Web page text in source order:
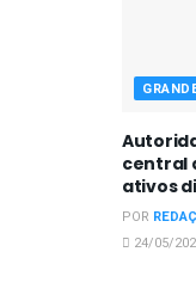
central
ativos
POR
24/05/